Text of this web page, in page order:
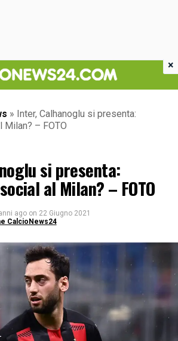
» Inter, Calhanoglu si presenta:
– FOTO
si presenta:
al Milan? – FOTO
ago on 22 Giugno 2021
CalcioNews24
×